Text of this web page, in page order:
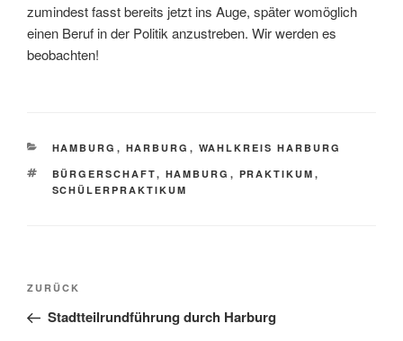
zumindest fasst bereits jetzt ins Auge, später womöglich
einen Beruf in der Politik anzustreben. Wir werden es
beobachten!
KATEGORIEN
HAMBURG , HARBURG , WAHLKREIS HARBURG
SCHLAGWÖRTER
BÜRGERSCHAFT, HAMBURG , PRAKTIKUM ,
SCHÜLERPRAKTIKUM
Beitragsnavigation
Vorheriger
Beitrag
ZURÜCK
Stadtteilrundführung durch Harburg